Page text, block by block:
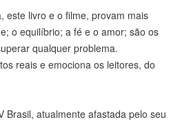
este livro e o filme, provam mais
o equilíbrio; a fé e o amor; são os
qualquer problema.
reais e emociona os leitores, do
Brasil, atualmente afastada pelo seu